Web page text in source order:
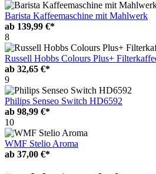
Barista Kaffeemaschine mit Mahlwerk
ab 139,99 €*
8
Russell Hobbs Colours Plus+
ab 32,65 €*
9
Philips Senseo Switch HD6592
ab 98,99 €*
10
WMF Stelio Aroma
ab 37,00 €*